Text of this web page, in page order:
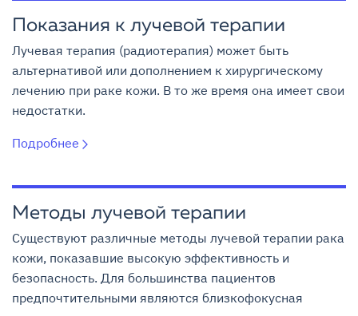
Показания к лучевой терапии
Лучевая терапия (радиотерапия) может быть
альтернативой или дополнением к хирургическому
лечению при раке кожи. В то же время она имеет свои
недостатки.
Подробнее
Методы лучевой терапии
Существуют различные методы лучевой терапии рака
кожи, показавшие высокую эффективность и
безопасность. Для большинства пациентов
предпочтительными являются близкофокусная